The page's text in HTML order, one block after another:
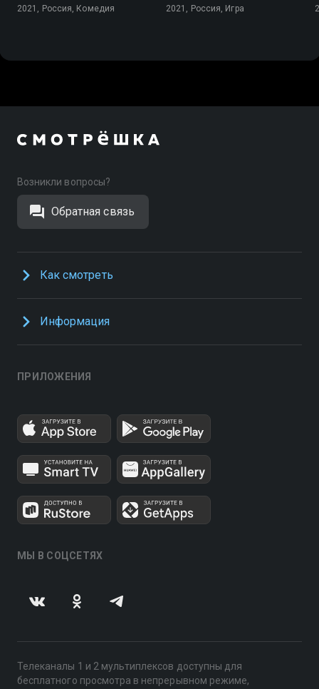
2021, Россия, Комедия 2021, Россия, Игра
Возникли вопросы?
Обратная связь
Как смотреть
Информация
ПРИЛОЖЕНИЯ
МЫ В СОЦСЕТЯХ
Телеканалы 1 и 2 мультиплексов доступны для
бесплатного просмотра в непрерывном режиме,